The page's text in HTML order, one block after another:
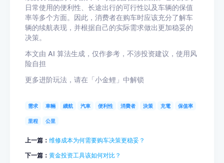
日常使用的便利性、长途出行的可行性以及车辆的保值
率等多个方面。因此，消费者在购车时应该充分了解车
辆的续航表现，并根据自己的实际需求做出更加稳妥的
决策。
本文由 AI 算法生成，仅作参考，不涉投资建议，使用风
险自担
更多进阶玩法，请在「小金鲤」中解锁
需求 車輛 續航 汽車 便利性 消費者 決策 充電 保值率
里程 公里
上一篇： 维修成本为何需要购车决策更稳妥？
下一篇： 黄金投资工具该如何对比？